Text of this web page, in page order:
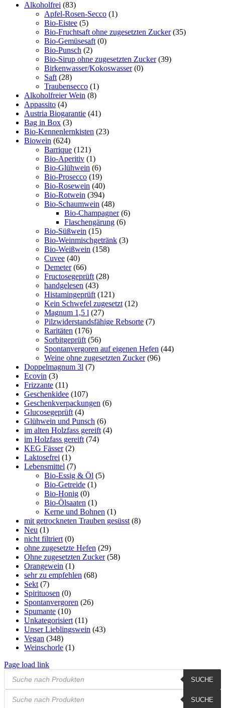
Alkoholfrei (83)
Apfel-Rosen-Secco (1)
Bio-Eistee (5)
Bio-Fruchtsaft ohne zugesetzten Zucker (35)
Bio-Gemüsesaft (0)
Bio-Punsch (2)
Bio-Sirup ohne zugesetzten Zucker (39)
Birkenwasser/Kokoswasser (0)
Saft (28)
Traubensecco (1)
Alkoholfreier Wein (8)
Appassito (4)
Austria Biogarantie (41)
Bag in Box (3)
Bio-Kennenlernkisten (23)
Biowein (624)
Barrique (121)
Bio-Aperitiv (1)
Bio-Glühwein (6)
Bio-Prosecco (19)
Bio-Rosewein (40)
Bio-Rotwein (394)
Bio-Schaumwein (48)
Bio-Champagner (6)
Flaschengärung (6)
Bio-Süßwein (15)
Bio-Weinmischgetränk (3)
Bio-Weißwein (158)
Cuvee (40)
Demeter (66)
Fructosegeprüft (28)
handgelesen (43)
Histamingeprüft (121)
Kein Schwefel zugesetzt (12)
Magnum 1,5 l (27)
Pilzwiderstandsfähige Rebsorte (7)
Raritäten (176)
Sorbitgeprüft (56)
Spontanvergoren auf eigenen Hefen (44)
Weine ohne zugesetzten Zucker (96)
Doppelmagnum 3l (7)
Ecovin (3)
Frizzante (11)
Geschenkidee (107)
Geschenkverpackungen (6)
Glucosegeprüft (4)
Glühwein und Punsch (6)
im alten Holzfass gereift (4)
im Holzfass gereift (74)
KEG Fässer (2)
Laktosefrei (1)
Lebensmittel (7)
Bio-Essig & Öl (5)
Bio-Getreide (1)
Bio-Honig (0)
Bio-Ölsaaten (1)
Kerne und Bohnen (1)
mit getrockneten Trauben gesüsst (8)
Neu (1)
nicht filtriert (0)
ohne zugesetzte Hefen (29)
Ohne zugesetzten Zucker (58)
Orangewein (1)
sehr zu empfehlen (68)
Sekt (7)
Spirituosen (0)
Spontanvergoren (26)
Spumante (10)
Unkategorisiert (11)
Unser Lieblingswein (43)
Vegan (348)
Weinschorle (1)
Page load link
Products
search
SUCHE
Products
search
SUCHE